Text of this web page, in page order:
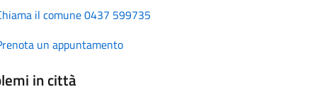
il comune 0437 599735
un appuntamento
in città